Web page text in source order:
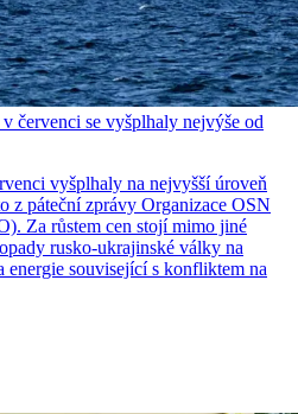
červenci se vyšplhaly nejvýše od
vyšplhaly na nejvyšší úroveň
z páteční zprávy Organizace OSN
Za růstem cen stojí mimo jiné
rusko-ukrajinské války na
energie související s konfliktem na